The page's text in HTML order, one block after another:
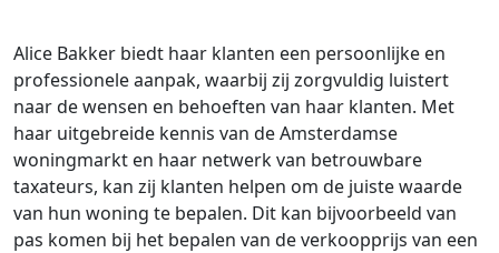
Alice Bakker biedt haar klanten een persoonlijke en
professionele aanpak, waarbij zij zorgvuldig luistert
naar de wensen en behoeften van haar klanten. Met
haar uitgebreide kennis van de Amsterdamse
woningmarkt en haar netwerk van betrouwbare
taxateurs, kan zij klanten helpen om de juiste waarde
van hun woning te bepalen. Dit kan bijvoorbeeld van
pas komen bij het bepalen van de verkoopprijs van een